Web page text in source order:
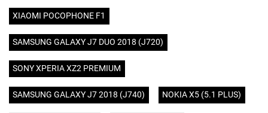
XIAOMI POCOPHONE F1
SAMSUNG GALAXY J7 DUO 2018 (J720)
SONY XPERIA XZ2 PREMIUM
SAMSUNG GALAXY J7 2018 (J740) NOKIA X5 (5.1 PLUS)